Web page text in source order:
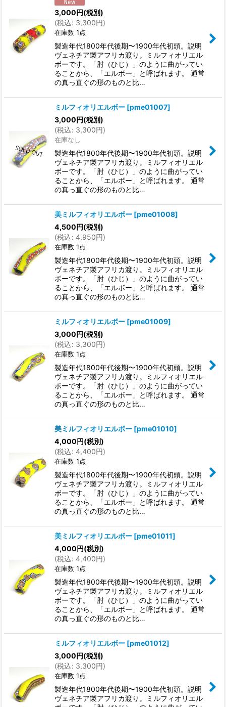
3,000円(税別)
(税込: 3,300円)
在庫数 1点
製造年代1800年代後期〜1900年代初頭。説明
ヴェネチア製アフリカ渡り。ミルフィオリエル
ボーです。「肘（ひじ）」のように曲がってい
ることから、「エルボー」と呼ばれます。 通常
の真っ直ぐの形のものと比…
ミルフィオリエルボー [pme01007]
3,000円(税別)
(税込: 3,300円)
在庫なし
製造年代1800年代後期〜1900年代初頭。説明
ヴェネチア製アフリカ渡り。ミルフィオリエル
ボーです。「肘（ひじ）」のように曲がってい
ることから、「エルボー」と呼ばれます。 通常
の真っ直ぐの形のものと比…
美ミルフィオリエルボー [pme01008]
4,500円(税別)
(税込: 4,950円)
在庫数 1点
製造年代1800年代後期〜1900年代初頭。説明
ヴェネチア製アフリカ渡り。ミルフィオリエル
ボーです。「肘（ひじ）」のように曲がってい
ることから、「エルボー」と呼ばれます。 通常
の真っ直ぐの形のものと比…
ミルフィオリエルボー [pme01009]
3,000円(税別)
(税込: 3,300円)
在庫数 1点
製造年代1800年代後期〜1900年代初頭。説明
ヴェネチア製アフリカ渡り。ミルフィオリエル
ボーです。「肘（ひじ）」のように曲がってい
ることから、「エルボー」と呼ばれます。 通常
の真っ直ぐの形のものと比…
美ミルフィオリエルボー [pme01010]
4,000円(税別)
(税込: 4,400円)
在庫数 1点
製造年代1800年代後期〜1900年代初頭。説明
ヴェネチア製アフリカ渡り。ミルフィオリエル
ボーです。「肘（ひじ）」のように曲がってい
ることから、「エルボー」と呼ばれます。 通常
の真っ直ぐの形のものと比…
美ミルフィオリエルボー [pme01011]
4,000円(税別)
(税込: 4,400円)
在庫数 1点
製造年代1800年代後期〜1900年代初頭。説明
ヴェネチア製アフリカ渡り。ミルフィオリエル
ボーです。「肘（ひじ）」のように曲がってい
ることから、「エルボー」と呼ばれます。 通常
の真っ直ぐの形のものと比…
ミルフィオリエルボー [pme01012]
3,000円(税別)
(税込: 3,300円)
在庫数 1点
製造年代1800年代後期〜1900年代初頭。説明
ヴェネチア製アフリカ渡り。ミルフィオリエル